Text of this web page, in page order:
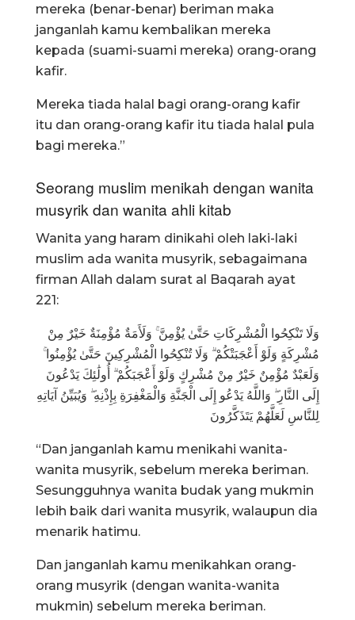
mereka (benar-benar) beriman maka
janganlah kamu kembalikan mereka
kepada (suami-suami mereka) orang-orang
kafir.
Mereka tiada halal bagi orang-orang kafir
itu dan orang-orang kafir itu tiada halal pula
bagi mereka.”
Seorang muslim menikah dengan wanita
musyrik dan wanita ahli kitab
Wanita yang haram dinikahi oleh laki-laki
muslim ada wanita musyrik, sebagaimana
firman Allah dalam surat al Baqarah ayat
221:
وَلَا تَنْكِحُوا الْمُشْرِكَاتِ حَتَّىٰ يُؤْمِنَّ ۚ وَلَأَمَةٌ مُؤْمِنَةٌ خَيْرٌ مِنْ
مُشْرِكَةٍ وَلَوْ أَعْجَبَتْكُمْ ۗ وَلَا تُنْكِحُوا الْمُشْرِكِينَ حَتَّىٰ يُؤْمِنُوا ۚ
وَلَعَبْدٌ مُؤْمِنٌ خَيْرٌ مِنْ مُشْرِكٍ وَلَوْ أَعْجَبَكُمْ ۗ أُولَٰئِكَ يَدْعُونَ
إِلَى النَّارِ ۖ وَاللَّهُ يَدْعُو إِلَى الْجَنَّةِ وَالْمَغْفِرَةِ بِإِذْنِهِ ۖ وَيُبَيِّنُ آيَاتِهِ
لِلنَّاسِ لَعَلَّهُمْ يَتَذَكَّرُونَ
“Dan janganlah kamu menikahi wanita-
wanita musyrik, sebelum mereka beriman.
Sesungguhnya wanita budak yang mukmin
lebih baik dari wanita musyrik, walaupun dia
menarik hatimu.
Dan janganlah kamu menikahkan orang-
orang musyrik (dengan wanita-wanita
mukmin) sebelum mereka beriman.